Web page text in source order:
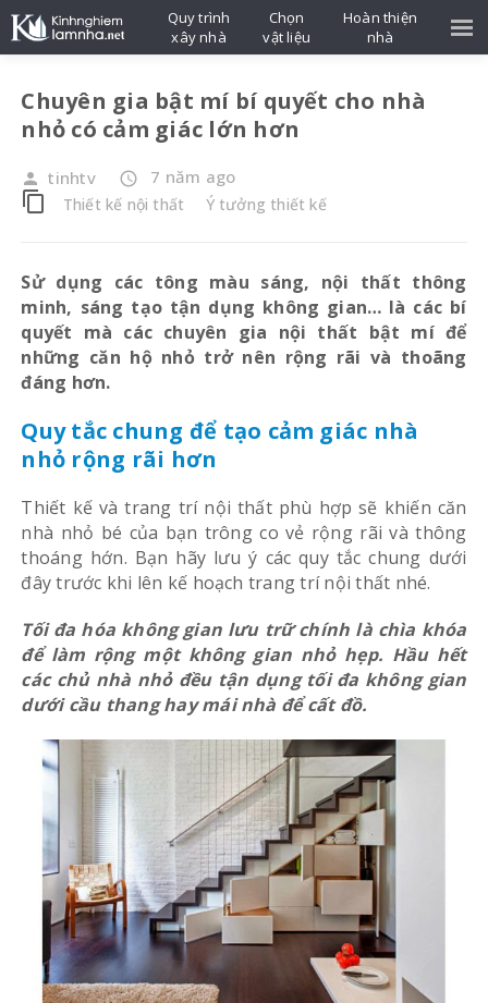
Chuyên gia bật mí bí quyết cho nhà
nhỏ có cảm giác lớn hơn
person tinhtv access_time 7 năm ago
content_copy Thiết kế nội thất Ý tưởng thiết kế
Sử dụng các tông màu sáng, nội thất thông
minh, sáng tạo tận dụng không gian… là các bí
quyết mà các chuyên gia nội thất bật mí để
những căn hộ nhỏ trở nên rộng rãi và thoãng
đáng hơn.
Quy tắc chung để tạo cảm giác nhà
nhỏ rộng rãi hơn
Thiết kế và trang trí nội thất phù hợp sẽ khiến căn
nhà nhỏ bé của bạn trông co vẻ rộng rãi và thông
thoáng hớn. Bạn hãy lưu ý các quy tắc chung dưới
đây trước khi lên kế hoạch trang trí nội thất nhé.
Tối đa hóa không gian lưu trữ chính là chìa khóa
để làm rộng một không gian nhỏ hẹp. Hầu hết
các chủ nhà nhỏ đều tận dụng tối đa không gian
dưới cầu thang hay mái nhà để cất đồ.
Quy trình
xây nhà
Chọn
vật liệu
Hoàn thiện
nhà